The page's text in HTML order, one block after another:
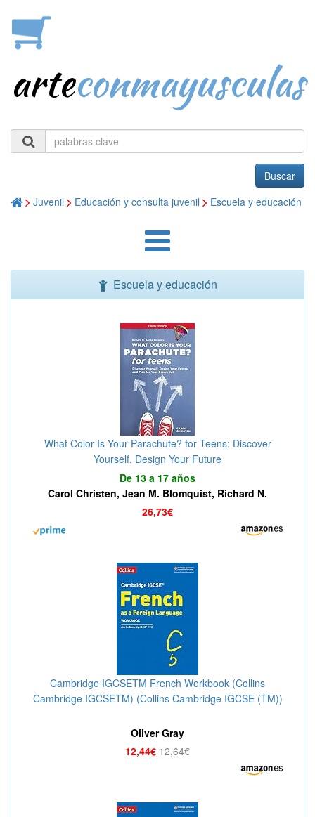
arteconmayusculas
Buscar
Juvenil
Educación y consulta juvenil Escuela y educación
Escuela y educación
What Color Is Your Parachute? for Teens: Discover
Yourself, Design Your Future
De 13 a 17 años
Carol Christen, Jean M. Blomquist, Richard N.
Bolles
26,73€
Cambridge IGCSETM French Workbook (Collins
Cambridge IGCSETM) (Collins Cambridge IGCSE (TM))
Oliver Gray
12,44€ 12,64€